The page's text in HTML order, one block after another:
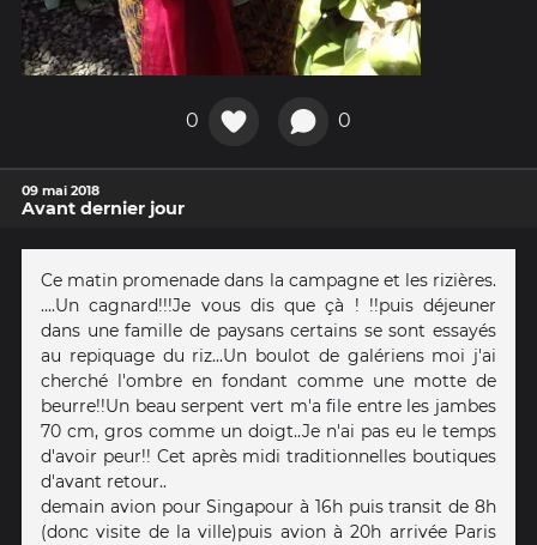
0 0
09 mai 2018
Avant dernier jour
Ce matin promenade dans la campagne et les rizières.
....Un cagnard!!!Je vous dis que çà ! !!puis déjeuner
dans une famille de paysans certains se sont essayés
au repiquage du riz...Un boulot de galériens moi j'ai
cherché l'ombre en fondant comme une motte de
beurre!!Un beau serpent vert m'a file entre les jambes
70 cm, gros comme un doigt..Je n'ai pas eu le temps
d'avoir peur!! Cet après midi traditionnelles boutiques
d'avant retour..
demain avion pour Singapour à 16h puis transit de 8h
(donc visite de la ville)puis avion à 20h arrivée Paris